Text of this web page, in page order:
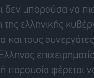
δεν μπορούσα να
της ελληνικής
και τους
παρουσία φέρεται